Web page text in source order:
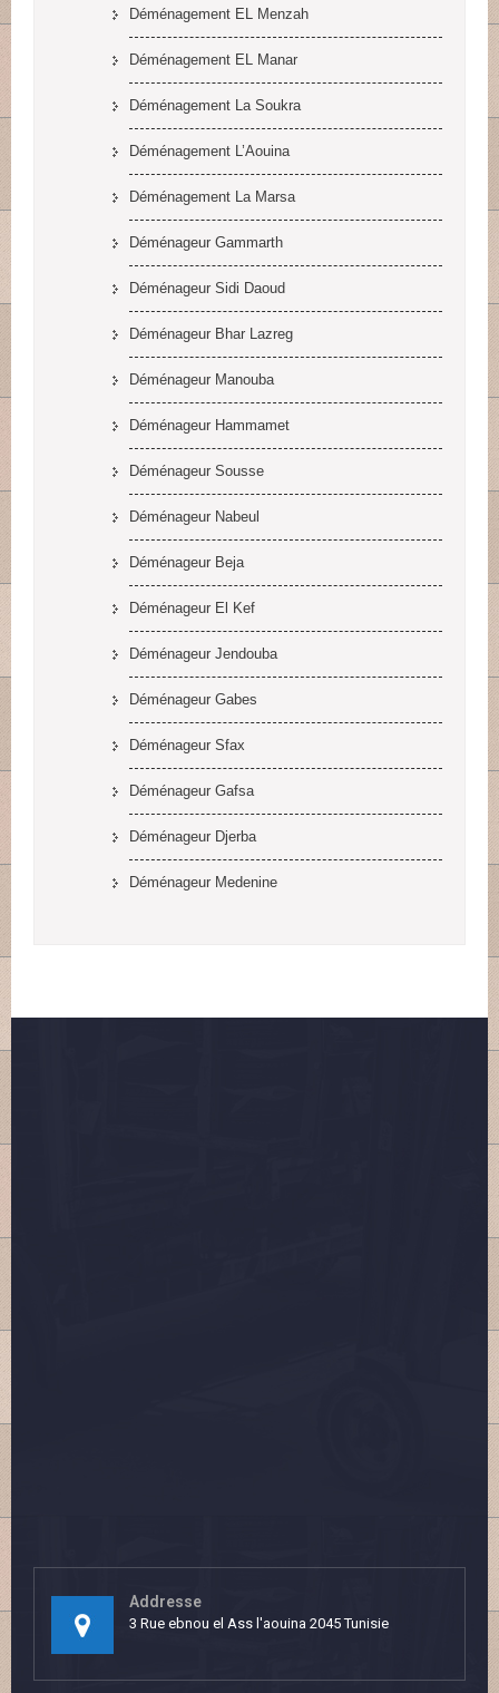
Déménagement EL Menzah
Déménagement EL Manar
Déménagement La Soukra
Déménagement L’Aouina
Déménagement La Marsa
Déménageur Gammarth
Déménageur Sidi Daoud
Déménageur Bhar Lazreg
Déménageur Manouba
Déménageur Hammamet
Déménageur Sousse
Déménageur Nabeul
Déménageur Beja
Déménageur El Kef
Déménageur Jendouba
Déménageur Gabes
Déménageur Sfax
Déménageur Gafsa
Déménageur Djerba
Déménageur Medenine
Addresse
3 Rue ebnou el Ass l'aouina 2045 Tunisie